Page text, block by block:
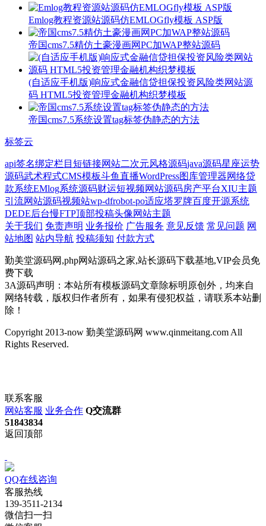
Emlog教程资源站源码仿EMLOGfly模板 ASP版
帝国cms7.5精仿土豪漫画网PC加WAP整站源码
(自适应手机版)响应式金融信贷担保投资风险类网站源
码 HTML5投资管理金融机构织梦模板
帝国cms7.5系统设置tag标签伪静态的方法
标签云
api签名绑定栏目 短链接网站二次元风格源码java源码星座运势
源码武术程式CMS模板斗鱼直播WordPress图库管理器网络贷
款系统EMlog系统源码财运短视频网站源码房产平台XIU主题
引流网站源码视频站wp-dfrobot-po适应塔罗牌百度开源系统
DEDE后台慢FTP顶部投稿头像网站主题
关于我们 免责声明 业务报价 广告服务 意见反馈 常见问题 网
站地图 站内导航 投稿须知 付款方式
勤美堂源码网,php网站源码之家,站长源码下载基地,VIP会员免
费下载
3A源码声明：本站所有模板源码文章除标明原创外，均来自
网络转载，版权归作者所有，如果有侵犯权益，请联系本站删
除！
Copyright 2013-now 勤美堂源码网 www.qinmeitang.com All
Rights Reserved.
联系客服
网站客服 业务合作 Q交流群
51843834
返回顶部
QQ在线咨询
客服热线
139-3511-2134
微信扫一扫